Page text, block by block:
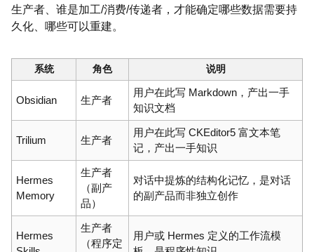
生产者、谁是加工/消费/传递者，才能确定哪些数据需要持
久化、哪些可以重建。
系统 角色 说明
Obsidian 生产者
用户在此写 Markdown，产出一手
知识文档
Trilium 生产者
用户在此写 CKEditor5 富文本笔
记，产出一手知识
Hermes
Memory
生产者
（副产
品）
对话中提炼的结构化记忆，是对话
的副产品而非独立创作
Hermes
生产者
（程序定
用户或 Hermes 定义的工作流模